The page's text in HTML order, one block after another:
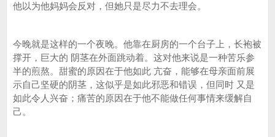
他以为他妈妈会反对，但她只是尽力不去理会。
今晚就是这样的一个夜晚。他靠在厨房的一个台子上，长袍被
撑开，巨大的 阴茎在外面跳动着。这对他来说是一种苦乐参
半的煎熬。甜蜜的原因在于他如此 亢奋，能够在母亲面前展
示自己坚硬的阴茎，这似乎是如此邪恶和错误，但同时 又是
如此令人兴奋；痛苦的原因在于他不能做任何事情来缓解自
己。